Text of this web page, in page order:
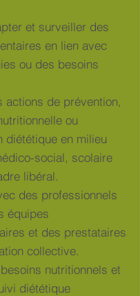
et surveiller des
en lien avec
ou des besoins
actions de prévention,
ou
diététique en milieu
social, scolaire
libéral.
des professionnels
équipes
et des prestataires
collective.
nutritionnels et
diététique